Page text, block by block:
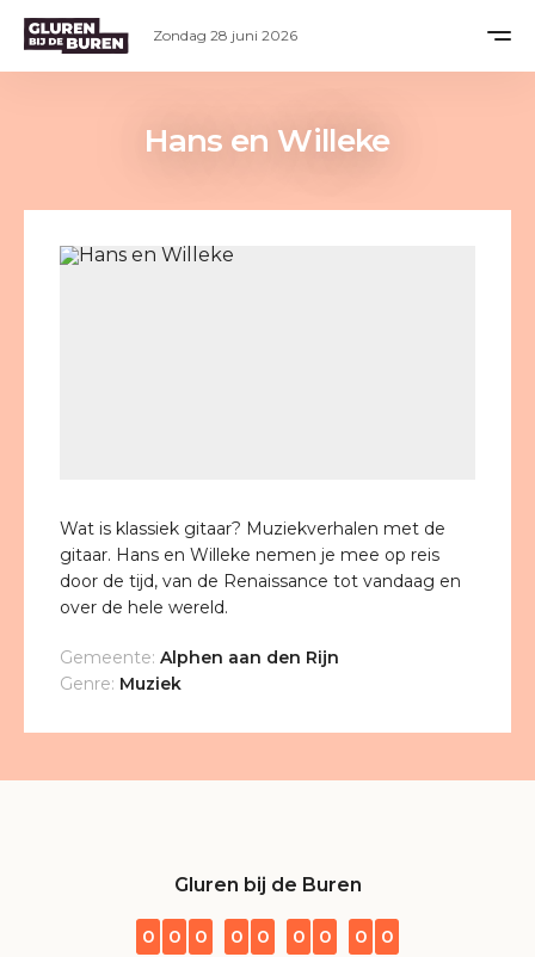
Hans en Willeke
Wat is klassiek gitaar? Muziekverhalen met de
gitaar. Hans en Willeke nemen je mee op reis
door de tijd, van de Renaissance tot vandaag en
over de hele wereld.
Gemeente: Alphen aan den Rijn
Genre: Muziek
Gluren bij de Buren
0 0 0 0 0 0 0 0 0
Zondag 28 juni 2026